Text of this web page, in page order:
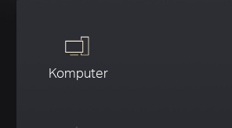
Komputer